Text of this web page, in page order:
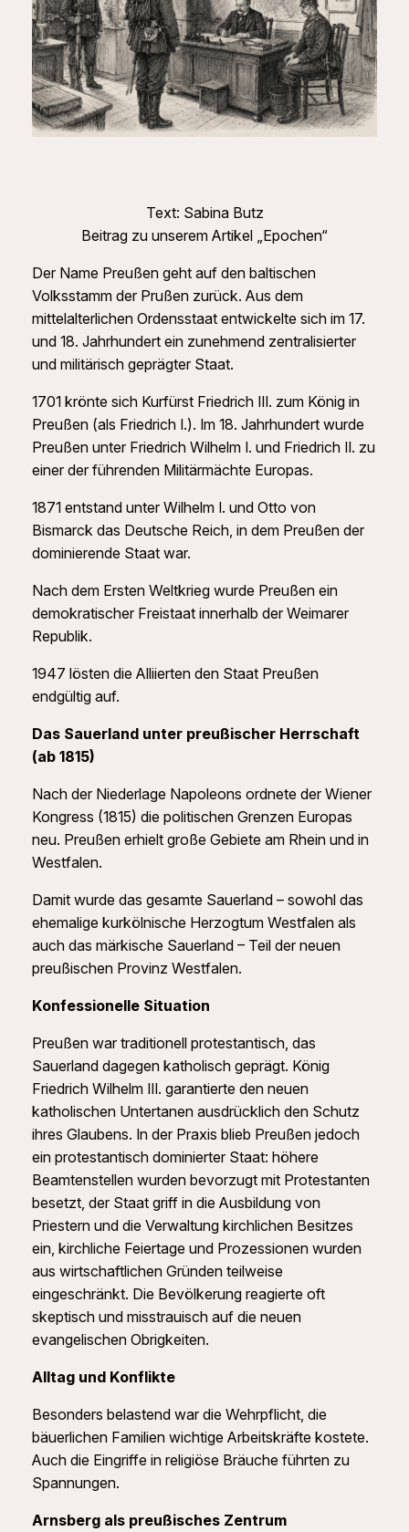
Text: Sabina Butz
Beitrag zu unserem Artikel „Epochen“
Der Name Preußen geht auf den baltischen
Volksstamm der Prußen zurück. Aus dem
mittelalterlichen Ordensstaat entwickelte sich im 17.
und 18. Jahrhundert ein zunehmend zentralisierter
und militärisch geprägter Staat.
1701 krönte sich Kurfürst Friedrich III. zum König in
Preußen (als Friedrich I.). Im 18. Jahrhundert wurde
Preußen unter Friedrich Wilhelm I. und Friedrich II. zu
einer der führenden Militärmächte Europas.
1871 entstand unter Wilhelm I. und Otto von
Bismarck das Deutsche Reich, in dem Preußen der
dominierende Staat war.
Nach dem Ersten Weltkrieg wurde Preußen ein
demokratischer Freistaat innerhalb der Weimarer
Republik.
1947 lösten die Alliierten den Staat Preußen
endgültig auf.
Das Sauerland unter preußischer Herrschaft
(ab 1815)
Nach der Niederlage Napoleons ordnete der Wiener
Kongress (1815) die politischen Grenzen Europas
neu. Preußen erhielt große Gebiete am Rhein und in
Westfalen.
Damit wurde das gesamte Sauerland – sowohl das
ehemalige kurkölnische Herzogtum Westfalen als
auch das märkische Sauerland – Teil der neuen
preußischen Provinz Westfalen.
Konfessionelle Situation
Preußen war traditionell protestantisch, das
Sauerland dagegen katholisch geprägt. König
Friedrich Wilhelm III. garantierte den neuen
katholischen Untertanen ausdrücklich den Schutz
ihres Glaubens. In der Praxis blieb Preußen jedoch
ein protestantisch dominierter Staat: höhere
Beamtenstellen wurden bevorzugt mit Protestanten
besetzt, der Staat griff in die Ausbildung von
Priestern und die Verwaltung kirchlichen Besitzes
ein, kirchliche Feiertage und Prozessionen wurden
aus wirtschaftlichen Gründen teilweise
eingeschränkt. Die Bevölkerung reagierte oft
skeptisch und misstrauisch auf die neuen
evangelischen Obrigkeiten.
Alltag und Konflikte
Besonders belastend war die Wehrpflicht, die
bäuerlichen Familien wichtige Arbeitskräfte kostete.
Auch die Eingriffe in religiöse Bräuche führten zu
Spannungen.
Arnsberg als preußisches Zentrum